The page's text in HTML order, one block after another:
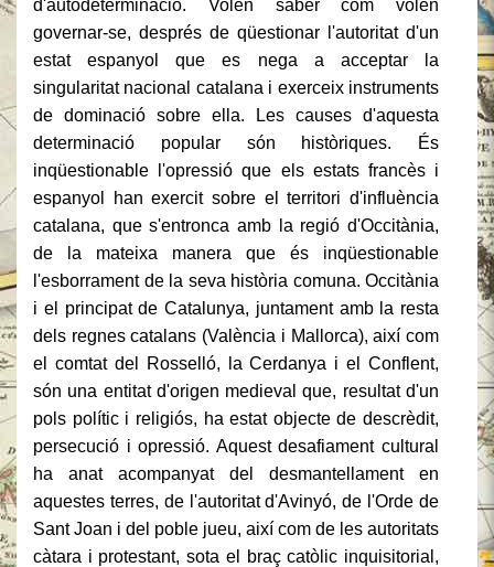
d'autodeterminació.
Volen saber com volen
governar-se, després de qüestionar l'autoritat d'un
estat espanyol que es nega a acceptar la
singularitat nacional catalana i exerceix instruments
de dominació sobre ella.
Les causes d'aquesta
determinació popular són històriques.
És
inqüestionable l'opressió que els estats francès i
espanyol han exercit sobre el territori d'influència
catalana, que s'entronca amb la regió d'Occitània,
de la mateixa manera que és inqüestionable
l'esborrament de la seva història comuna. Occitània
i el principat de Catalunya, juntament amb la resta
dels regnes catalans (València i Mallorca), així com
el comtat del Rosselló, la Cerdanya i el Conflent,
són una entitat d'origen medieval que, resultat d'un
pols polític i religiós, ha estat objecte de descrèdit,
persecució i opressió. Aquest desafiament cultural
ha anat acompanyat del desmantellament en
aquestes terres, de l'autoritat d'Avinyó, de l'Orde de
Sant Joan i del poble jueu, així com de les autoritats
càtara i protestant, sota el braç catòlic inquisitorial,